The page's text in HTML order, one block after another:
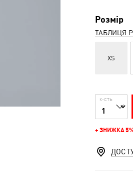
Розмір
ТАБЛИЦЯ
XS
К-СТЬ
+ ЗНИЖКА